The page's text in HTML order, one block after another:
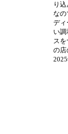
り
なの
ディ
い
ス
の店